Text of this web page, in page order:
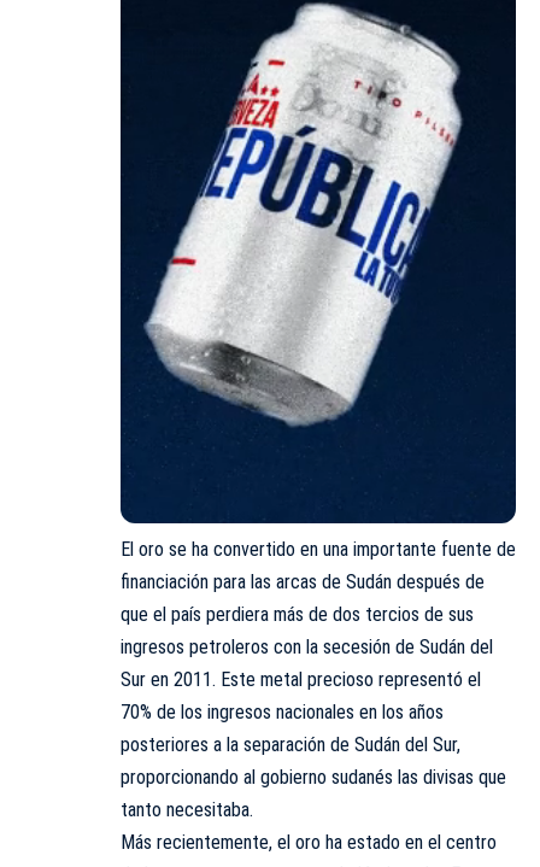
El oro se ha convertido en una importante fuente de
financiación para las arcas de Sudán después de
que el país perdiera más de dos tercios de sus
ingresos petroleros con la secesión de Sudán del
Sur en 2011. Este metal precioso representó el
70% de los ingresos nacionales en los años
posteriores a la separación de Sudán del Sur,
proporcionando al gobierno sudanés las divisas que
tanto necesitaba.
Más recientemente, el oro ha estado en el centro